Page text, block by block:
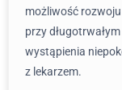
możliwość
przy
wystąpienia
z lekarzem.